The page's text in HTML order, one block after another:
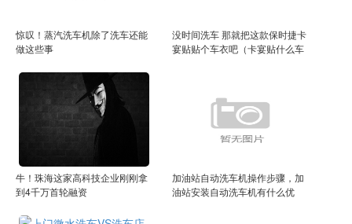
惊叹！蒸汽洗车机除了洗车还能
做这些事
没时间洗车 那就把这款保时捷卡
宴贴贴个车衣吧（卡宴贴什么车
牛！珠海这家高科技企业刚刚拿
到4千万首轮融资
加油站自动洗车机操作步骤，加
油站安装自动洗车机有什么优